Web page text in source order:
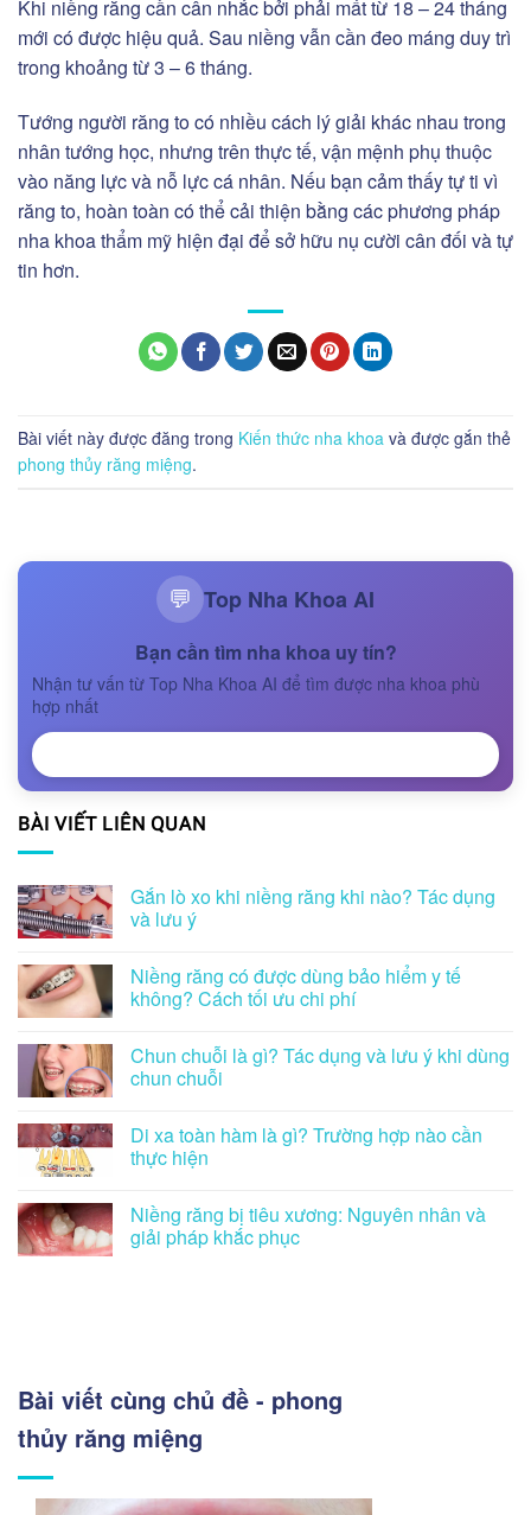
Khi niềng răng cần cân nhắc bởi phải mất từ 18 – 24 tháng
mới có được hiệu quả. Sau niềng vẫn cần đeo máng duy trì
trong khoảng từ 3 – 6 tháng.
Tướng người răng to có nhiều cách lý giải khác nhau trong
nhân tướng học, nhưng trên thực tế, vận mệnh phụ thuộc
vào năng lực và nỗ lực cá nhân. Nếu bạn cảm thấy tự ti vì
răng to, hoàn toàn có thể cải thiện bằng các phương pháp
nha khoa thẩm mỹ hiện đại để sở hữu nụ cười cân đối và tự
tin hơn.
Bài viết này được đăng trong Kiến thức nha khoa và được gắn thẻ
phong thủy răng miệng.
💬 Top Nha Khoa AI
Bạn cần tìm nha khoa uy tín?
Nhận tư vấn từ Top Nha Khoa AI để tìm được nha khoa phù
hợp nhất
BÀI VIẾT LIÊN QUAN
Gắn lò xo khi niềng răng khi nào? Tác dụng
và lưu ý
Niềng răng có được dùng bảo hiểm y tế
không? Cách tối ưu chi phí
Chun chuỗi là gì? Tác dụng và lưu ý khi dùng
chun chuỗi
Di xa toàn hàm là gì? Trường hợp nào cần
thực hiện
Niềng răng bị tiêu xương: Nguyên nhân và
giải pháp khắc phục
Bài viết cùng chủ đề - phong
thủy răng miệng